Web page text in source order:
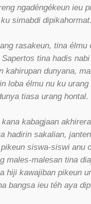
ngadéngékeun ieu
simabdi
rasakeun, tina élmu
tina hadis
kahirupan dunyana,
loba élmu nu ku
tiasa urang hontal.
kabagjaan
hadirin sakalian,
siswa-siswi anu
males-malesan tina
hiji kawajiban pikeun
bangsa ieu téh aya